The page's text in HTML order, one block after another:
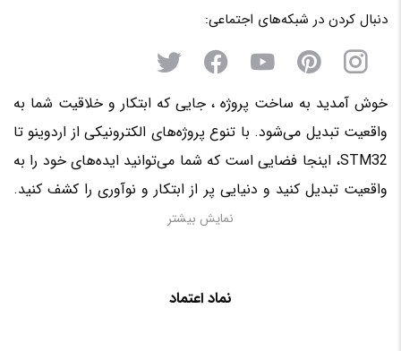
دنبال کردن در شبکه‌های اجتماعی:
خوش آمدید به ساخت پروژه ، جایی که ابتکار و خلاقیت شما به
واقعیت تبدیل می‌شود. با تنوع پروژه‌های الکترونیکی از اردوینو تا
STM32، اینجا فضایی است که شما می‌توانید ایده‌های خود را به
واقعیت تبدیل کنید و دنیایی پر از ابتکار و نوآوری را کشف کنید.
منتظر حضور فعال شما در این سرزمین الکترونیکی هستیم!
نمایش بیشتر
نماد اعتماد